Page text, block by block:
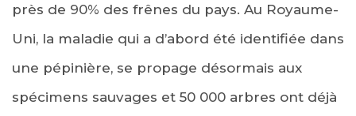
près de 90% des frênes du pays. Au Royaume-
Uni, la maladie qui a d’abord été identifiée dans
une pépinière, se propage désormais aux
spécimens sauvages et 50 000 arbres ont déjà